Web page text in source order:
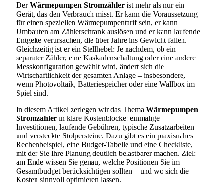
DerWärmepumpen Stromzähler ist mehr als nur ein
Gerät, das den Verbrauch misst. Er kann die Voraussetzung
für einen speziellen Wärmepumpentarif sein, er kann
Umbauten am Zählerschrank auslösen und er kann laufende
Entgelte verursachen, die über Jahre ins Gewicht fallen.
Gleichzeitig ist er ein Stellhebel: Je nachdem, ob ein
separater Zähler, eine Kaskadenschaltung oder eine andere
Messkonfiguration gewählt wird, ändert sich die
Wirtschaftlichkeit der gesamten Anlage – insbesondere,
wenn Photovoltaik, Batteriespeicher oder eine Wallbox im
Spiel sind.
In diesem Artikel zerlegen wir das Thema Wärmepumpen
Stromzähler in klare Kostenblöcke: einmalige
Investitionen, laufende Gebühren, typische Zusatzarbeiten
und versteckte Stolpersteine. Dazu gibt es ein praxisnahes
Rechenbeispiel, eine Budget-Tabelle und eine Checkliste,
mit der Sie Ihre Planung deutlich belastbarer machen. Ziel:
am Ende wissen Sie genau, welche Positionen Sie im
Gesamtbudget berücksichtigen sollten – und wo sich die
Kosten sinnvoll optimieren lassen.